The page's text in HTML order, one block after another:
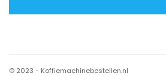
© 2023 - Koffiemachinebestellen.nl